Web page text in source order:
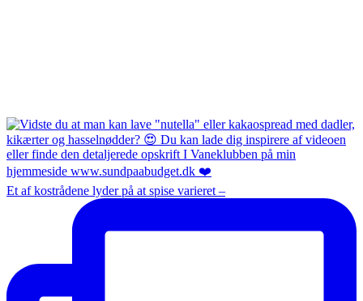
Et af kostrådene lyder på at spise varieret –